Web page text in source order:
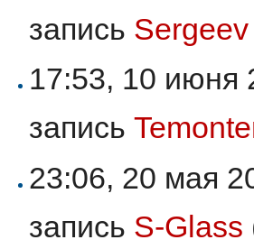
запись Sergeev
17:53, 10 июня
запись
23:06, 20 мая
запись S-Glass